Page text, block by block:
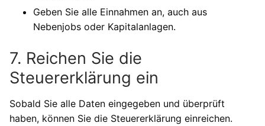
Geben Sie alle Einnahmen an, auch aus
Nebenjobs oder Kapitalanlagen.
7. Reichen Sie die
Steuererklärung ein
Sobald Sie alle Daten eingegeben und überprüft
haben, können Sie die Steuererklärung einreichen.